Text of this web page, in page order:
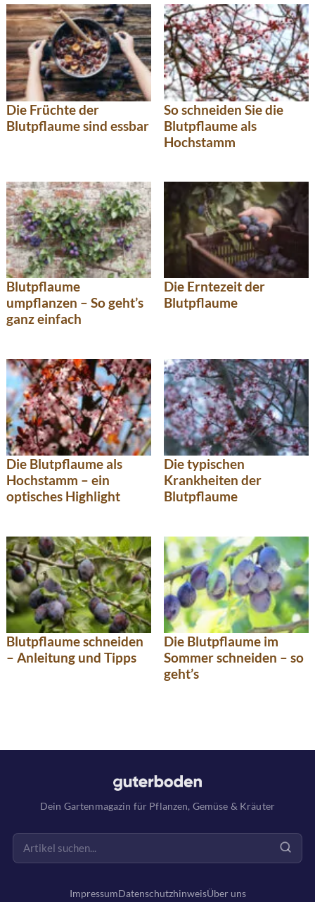
Die Früchte der
Blutpflaume sind essbar
So schneiden Sie die
Blutpflaume als
Hochstamm
Blutpflaume
umpflanzen – So geht’s
ganz einfach
Die Erntezeit der
Blutpflaume
Die Blutpflaume als
Hochstamm – ein
optisches Highlight
Die typischen
Krankheiten der
Blutpflaume
Blutpflaume schneiden
– Anleitung und Tipps
Die Blutpflaume im
Sommer schneiden – so
geht’s
Dein Gartenmagazin für Pflanzen, Gemüse & Kräuter
ImpressumDatenschutzhinweisÜber uns